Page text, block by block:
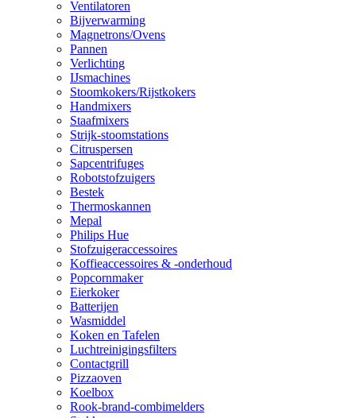
Ventilatoren
Bijverwarming
Magnetrons/Ovens
Pannen
Verlichting
IJsmachines
Stoomkokers/Rijstkokers
Handmixers
Staafmixers
Strijk-stoomstations
Citruspersen
Sapcentrifuges
Robotstofzuigers
Bestek
Thermoskannen
Mepal
Philips Hue
Stofzuigeraccessoires
Koffieaccessoires & -onderhoud
Popcornmaker
Eierkoker
Batterijen
Wasmiddel
Koken en Tafelen
Luchtreinigingsfilters
Contactgrill
Pizzaoven
Koelbox
Rook-brand-combimelders